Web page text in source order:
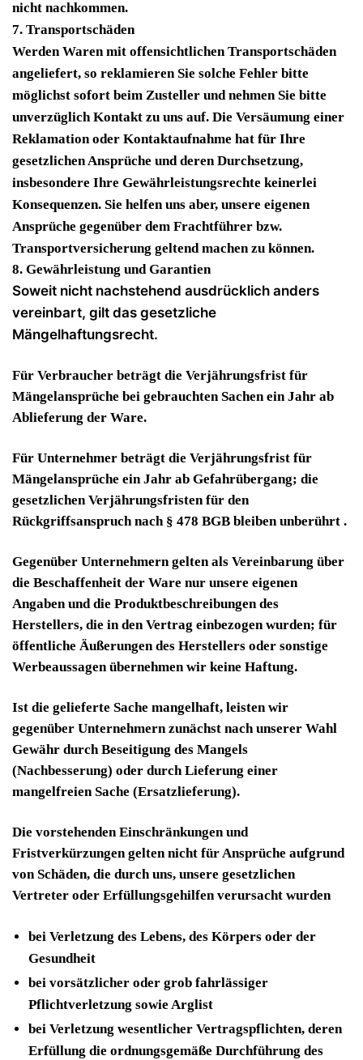
nicht nachkommen.
7. Transportschäden
Werden Waren mit offensichtlichen Transportschäden
angeliefert, so reklamieren Sie solche Fehler bitte
möglichst sofort beim Zusteller und nehmen Sie bitte
unverzüglich Kontakt zu uns auf. Die Versäumung einer
Reklamation oder Kontaktaufnahme hat für Ihre
gesetzlichen Ansprüche und deren Durchsetzung,
insbesondere Ihre Gewährleistungsrechte keinerlei
Konsequenzen. Sie helfen uns aber, unsere eigenen
Ansprüche gegenüber dem Frachtführer bzw.
Transportversicherung geltend machen zu können.
8. Gewährleistung und Garantien
Soweit nicht nachstehend ausdrücklich anders
vereinbart, gilt das gesetzliche
Mängelhaftungsrecht.
Für Verbraucher beträgt die Verjährungsfrist für
Mängelansprüche bei gebrauchten Sachen ein Jahr ab
Ablieferung der Ware.
Für Unternehmer beträgt die Verjährungsfrist für
Mängelansprüche ein Jahr ab Gefahrübergang; die
gesetzlichen Verjährungsfristen für den
Rückgriffsanspruch nach § 478 BGB bleiben unberührt .
Gegenüber Unternehmern gelten als Vereinbarung über
die Beschaffenheit der Ware nur unsere eigenen
Angaben und die Produktbeschreibungen des
Herstellers, die in den Vertrag einbezogen wurden; für
öffentliche Äußerungen des Herstellers oder sonstige
Werbeaussagen übernehmen wir keine Haftung.
Ist die gelieferte Sache mangelhaft, leisten wir
gegenüber Unternehmern zunächst nach unserer Wahl
Gewähr durch Beseitigung des Mangels
(Nachbesserung) oder durch Lieferung einer
mangelfreien Sache (Ersatzlieferung).
Die vorstehenden Einschränkungen und
Fristverkürzungen gelten nicht für Ansprüche aufgrund
von Schäden, die durch uns, unsere gesetzlichen
Vertreter oder Erfüllungsgehilfen verursacht wurden
bei Verletzung des Lebens, des Körpers oder der
Gesundheit
bei vorsätzlicher oder grob fahrlässiger
Pflichtverletzung sowie Arglist
bei Verletzung wesentlicher Vertragspflichten, deren
Erfüllung die ordnungsgemäße Durchführung des